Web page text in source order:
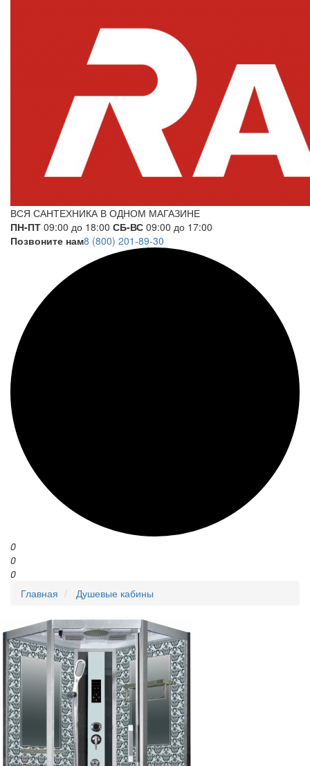
ВСЯ САНТЕХНИКА В ОДНОМ МАГАЗИНЕ
ПН-ПТ 09:00 до 18:00 СБ-ВС 09:00 до 17:00
Позвоните нам8 (800) 201-89-30
0
0
0
Главная
Душевые кабины